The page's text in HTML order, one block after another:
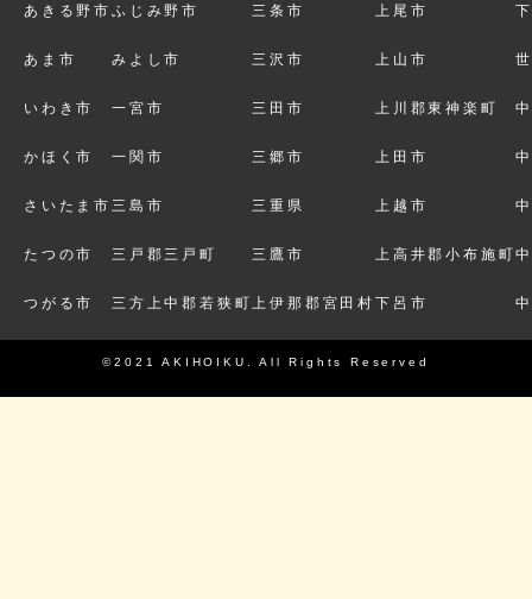
あきる野市
あま市
いわき市
かほく市
さいたま市
たつの市
つがる市
ふじみ野市
みよし市
一宮市
一関市
三島市
三戸郡三戸町
三方上中郡若狭町
三条市
三沢市
三田市
三郷市
三重県
三鷹市
上伊那郡宮田村
上尾市
上山市
上川郡東神楽町
上田市
上越市
上高井郡小布施町
下呂市
©2021 AKIHOIKU. All Rights Reserved